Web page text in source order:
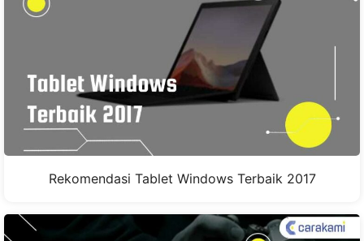
Rekomendasi Tablet Windows Terbaik 2017